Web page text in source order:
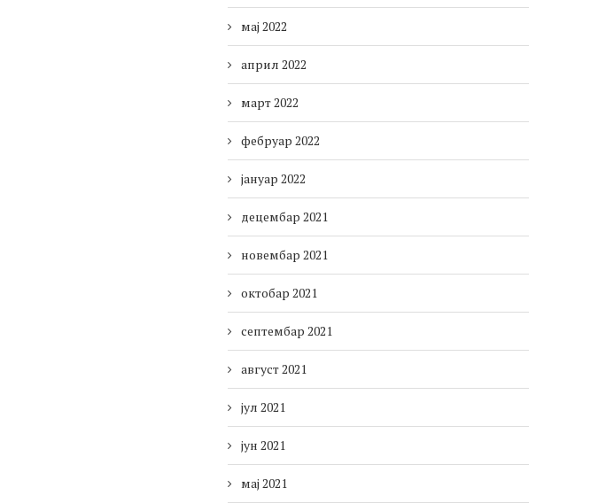
мај 2022
април 2022
март 2022
фебруар 2022
јануар 2022
децембар 2021
новембар 2021
октобар 2021
септембар 2021
август 2021
јул 2021
јун 2021
мај 2021